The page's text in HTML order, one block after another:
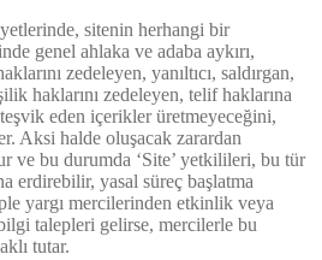
sitenin herhangi bir
genel ahlaka ve adaba aykırı,
zedeleyen, yanıltıcı, saldırgan,
haklarını zedeleyen, telif haklarına
teşvik eden içerikler üretmeyeceğini,
Aksi halde oluşacak zarardan
ve bu durumda ‘Site’ yetkilileri, bu tür
erdirebilir, yasal süreç başlatma
yargı mercilerinden etkinlik veya
talepleri gelirse, mercilerle bu
tutar.